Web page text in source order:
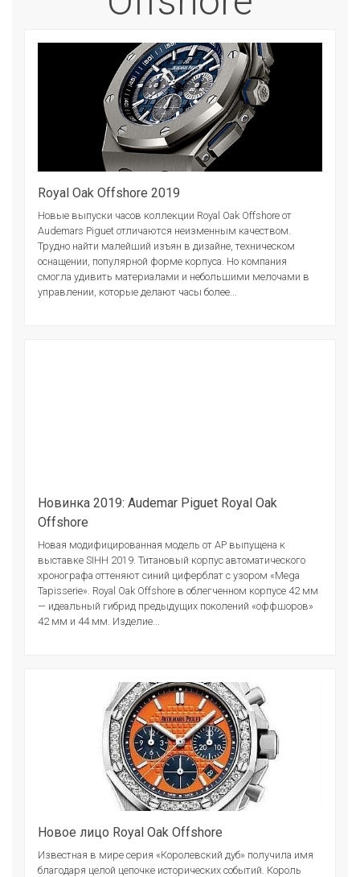
Royal Oak Offshore 2019
Новые выпуски часов коллекции Royal Oak Offshore от
Audemars Piguet отличаются неизменным качеством.
Трудно найти малейший изъян в дизайне, техническом
оснащении, популярной форме корпуса. Но компания
смогла удивить материалами и небольшими мелочами в
управлении, которые делают часы более...
Новинка 2019: Audemar Piguet Royal Oak
Offshore
Новая модифицированная модель от АР выпущена к
выставке SIHH 2019. Титановый корпус автоматического
хронографа оттеняют синий циферблат с узором «Mega
Tapisserie». Royal Oak Offshore в облегченном корпусе 42 мм
— идеальный гибрид предыдущих поколений «оффшоров»
42 мм и 44 мм. Изделие...
Новое лицо Royal Oak Offshore
Известная в мире серия «Королевский дуб» получила имя
благодаря целой цепочке исторических событий. Король